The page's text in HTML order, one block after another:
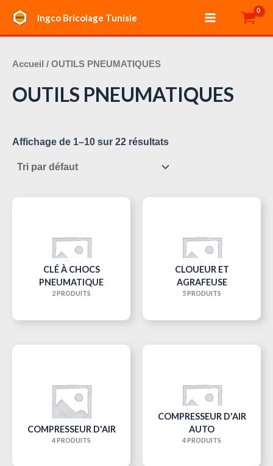
contenu
Ingco Bricolage Tunisie
Main
Menu
Accueil / OUTILS PNEUMATIQUES
OUTILS PNEUMATIQUES
Affichage de 1–10 sur 22 résultats
CLÉ À CHOCS
PNEUMATIQUE
2 PRODUITS
CLOUEUR ET
AGRAFEUSE
5 PRODUITS
COMPRESSEUR D'AIR
4 PRODUITS
COMPRESSEUR D'AIR
AUTO
4 PRODUITS